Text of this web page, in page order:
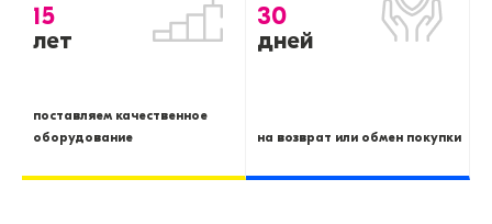
15
лет
поставляем качественное
оборудование
30
дней
на возврат или обмен покупки